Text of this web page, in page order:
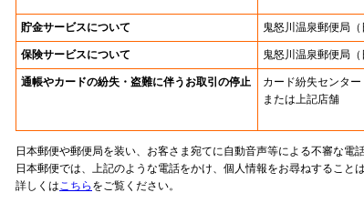
貯金サービスについて 鬼怒川温泉郵便局
保険サービスについて 鬼怒川温泉郵便局
通帳やカードの紛失・盗難に伴うお取引の停止 カード紛失センター
または上記店舗
日本郵便や郵便局を装い、お客さま宛てに自動音声等による不審な電
日本郵便では、上記のような電話をかけ、個人情報をお尋ねすることは
詳しくはこちら をご覧ください。